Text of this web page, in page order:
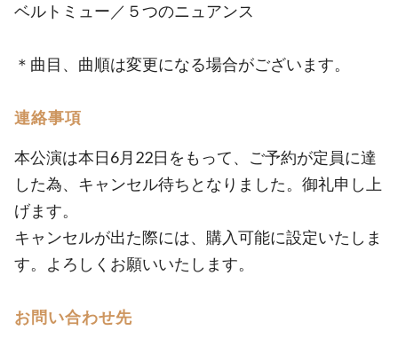
ベルトミュー／５つのニュアンス
＊曲目、曲順は変更になる場合がございます。
連絡事項
本公演は本日6月22日をもって、ご予約が定員に達
した為、キャンセル待ちとなりました。御礼申し上
げます。
キャンセルが出た際には、購入可能に設定いたしま
す。よろしくお願いいたします。
お問い合わせ先